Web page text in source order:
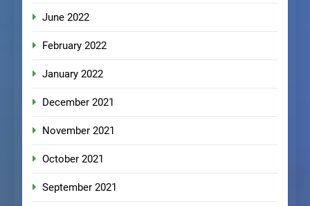
June 2022
February 2022
January 2022
December 2021
November 2021
October 2021
September 2021